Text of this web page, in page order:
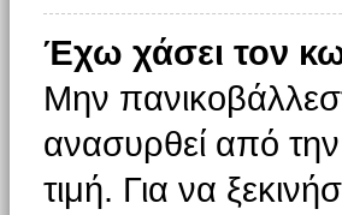
Έχω χάσει τον
Μην
ανασυρθεί από
τιμή. Για να